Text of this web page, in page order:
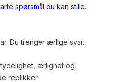
spørsmål du kan stille.
Du trenger ærlige svar.
tydelighet, ærlighet og
replikker.